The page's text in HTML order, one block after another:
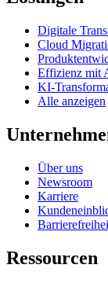
Digitale
Cloud
Effizienz mit
KI-
Alle anzeigen
Über uns
Newsroom
Karriere
Ressourcen